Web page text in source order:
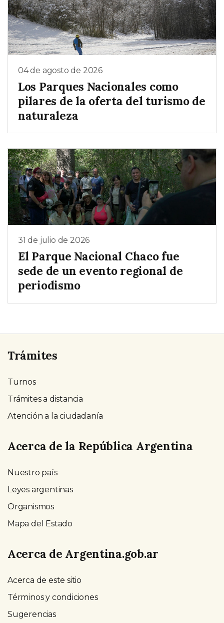
04 de agosto de 2026
Los Parques Nacionales como
pilares de la oferta del turismo de
naturaleza
31 de julio de 2026
El Parque Nacional Chaco fue
sede de un evento regional de
periodismo
Trámites
Turnos
Trámites a distancia
Atención a la ciudadanía
Acerca de la República Argentina
Nuestro país
Leyes argentinas
Organismos
Mapa del Estado
Acerca de Argentina.gob.ar
Acerca de este sitio
Términos y condiciones
Sugerencias